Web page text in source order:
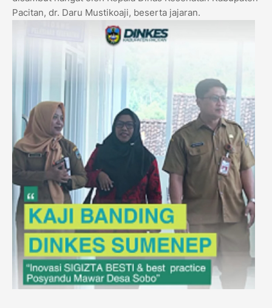
Pacitan, dr. Daru Mustikoaji, beserta jajaran.